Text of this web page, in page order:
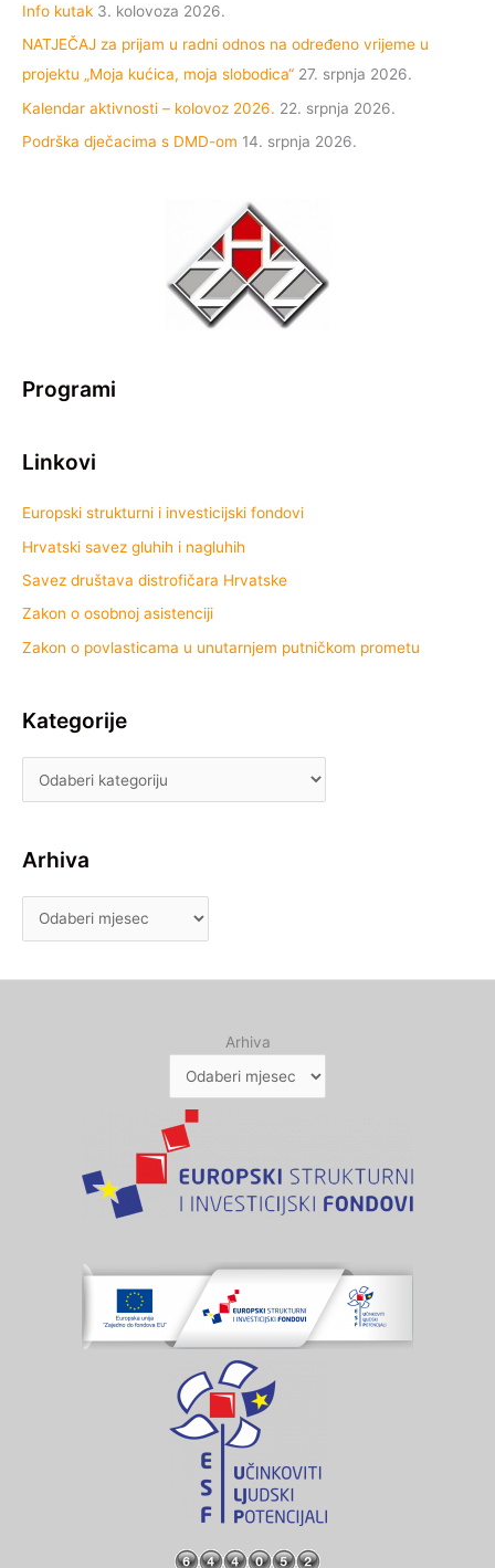
Info kutak 3. kolovoza 2026.
NATJEČAJ za prijam u radni odnos na određeno vrijeme u
projektu „Moja kućica, moja slobodica“ 27. srpnja 2026.
Kalendar aktivnosti – kolovoz 2026. 22. srpnja 2026.
Podrška dječacima s DMD-om 14. srpnja 2026.
Programi
Linkovi
Europski strukturni i investicijski fondovi
Hrvatski savez gluhih i nagluhih
Savez društava distrofičara Hrvatske
Zakon o osobnoj asistenciji
Zakon o povlasticama u unutarnjem putničkom prometu
Kategorije
Arhiva
Arhiva